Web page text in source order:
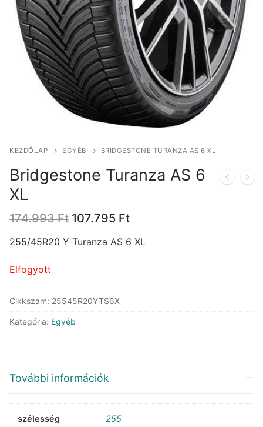
KEZDŐLAP EGYÉB BRIDGESTONE TURANZA AS 6 XL
Bridgestone Turanza AS 6
XL
174.993Ft Original
was:
107.795 FtCurrent
is:
255/45R20 Y Turanza AS 6 XL
Elfogyott
Cikkszám: 25545R20YTS6X
Kategória: Egyéb
További információk
szélesség 255